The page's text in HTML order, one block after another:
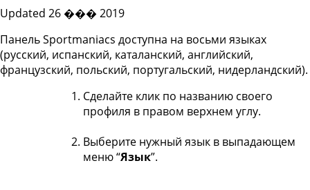
Updated 26 ��� 2019
Панель Sportmaniacs доступна на восьми языках
(русский, испанский, каталанский, английский,
французский, польский, португальский, нидерландский).
Сделайте клик по названию своего
профиля в правом верхнем углу.
Выберите нужный язык в выпадающем
меню “Язык”.